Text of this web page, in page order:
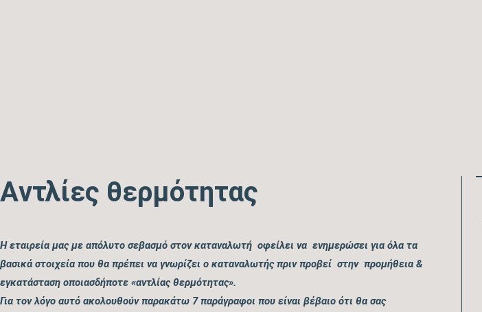
Aντλίες θερμότητας
Η εταιρεία μας με απόλυτο σεβασμό στον καταναλωτή οφείλει να ενημερώσει για όλα τα
βασικά στοιχεία που θα πρέπει να γνωρίζει ο καταναλωτής πριν προβεί στην προμήθεια &
εγκατάσταση οποιασδήποτε «αντλίας θερμότητας».
Για τον λόγο αυτό ακολουθούν παρακάτω 7 παράγραφοι που είναι βέβαιο ότι θα σας